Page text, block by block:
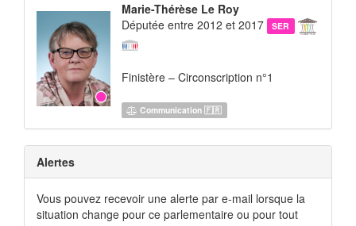
Marie-Thérèse Le Roy
Députée entre 2012 et 2017
SER
Finistère – Circonscription n°1
Communication 🇫🇷
Alertes
Vous pouvez recevoir une alerte par e-mail lorsque la
situation change pour ce parlementaire ou pour tout